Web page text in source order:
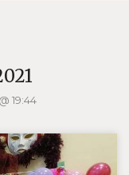
19:44